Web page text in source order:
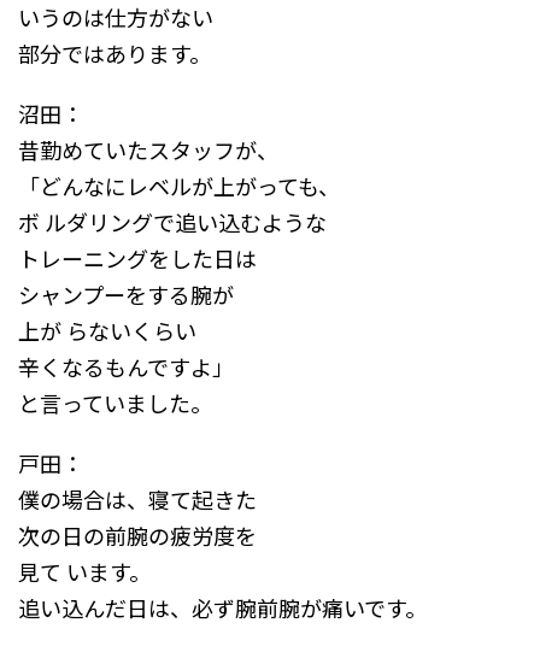
いうのは仕方がない
部分ではあります。
沼田：
昔勤めていたスタッフが、
「どんなにレベルが上がっても、
ボ ルダリングで追い込むような
トレーニングをした日は
シャンプーをする腕が
上が らないくらい
辛くなるもんですよ」
と言っていました。
戸田：
僕の場合は、寝て起きた
次の日の前腕の疲労度を
見て います。
追い込んだ日は、必ず腕前腕が痛いです。